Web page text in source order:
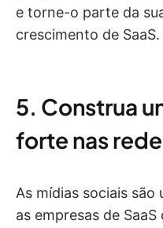
e torne-o parte da
crescimento de SaaS.
5. Construa
forte nas
As mídias sociais
as empresas de